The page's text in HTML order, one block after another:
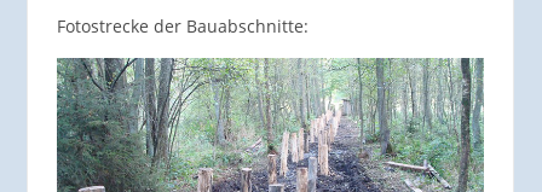
Fotostrecke der Bauabschnitte: